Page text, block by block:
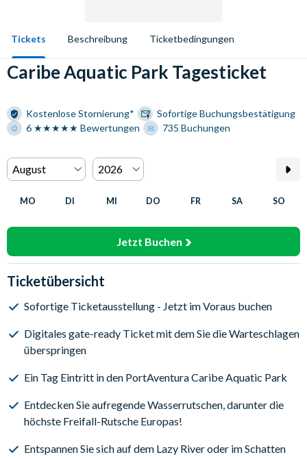
Tickets Beschreibung Ticketbedingungen
Caribe Aquatic Park Tagesticket
Kostenlose Stornierung*
Sofortige Buchungsbestätigung
6 ★★★★★ Bewertungen
735 Buchungen
MO DI MI DO FR SA SO
Jetzt Buchen
Ticketübersicht
Sofortige Ticketausstellung - Jetzt im Voraus buchen
Digitales gate-ready Ticket mit dem Sie die Warteschlagen
überspringen
Ein Tag Eintritt in den PortAventura Caribe Aquatic Park
Entdecken Sie aufregende Wasserrutschen, darunter die
höchste Freifall-Rutsche Europas!
Entspannen Sie sich auf dem Lazy River oder im Schatten